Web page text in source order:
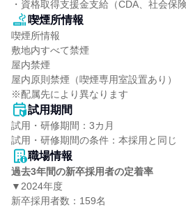
・資格取得支援金支給（CDA、社会保
喫煙所情報
喫煙所情報
敷地内すべて禁煙
屋内禁煙
屋内原則禁煙（喫煙専用室設置あり）
※配属先により異なります
試用期間
試用・研修期間：3カ月
職場情報
過去3年間の新卒採用者の定着率
▼2024年度
新卒採用者数：159名